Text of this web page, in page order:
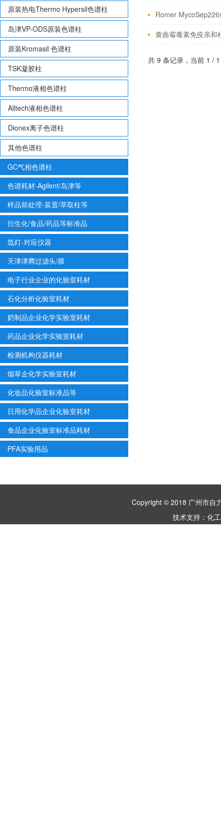
原装热电Thermo Hypersil色谱柱
岛津VP-ODS原装色谱柱
原装Kromasil 色谱柱
TSK凝胶柱
Thermo液相色谱柱
Alltech液相色谱柱
Dionex离子色谱柱
其他色谱柱
GC气相色谱柱
色谱耗材-Agilent/岛津等
样品前处理-装置/萃取柱等
衍生化/食品/药品等标准品
氙灯-对应仪器
天津津腾过滤头/膜
电子行业企业的化验室耗材
石化分析化验室耗材
奶制品企业化学实验室耗材
药品企业化学实验室耗材
检测机构仪器耗材
烟草企化学实验室耗材
化妆品化验室标准品等
日用化学品企业化验室耗材
食品企业化验室标准品耗材
PFA实验用品
Romer
黄曲霉毒素免疫亲和
共 9 条记录，当前 1
Copyright © 2018 广州市
技术支持： 化